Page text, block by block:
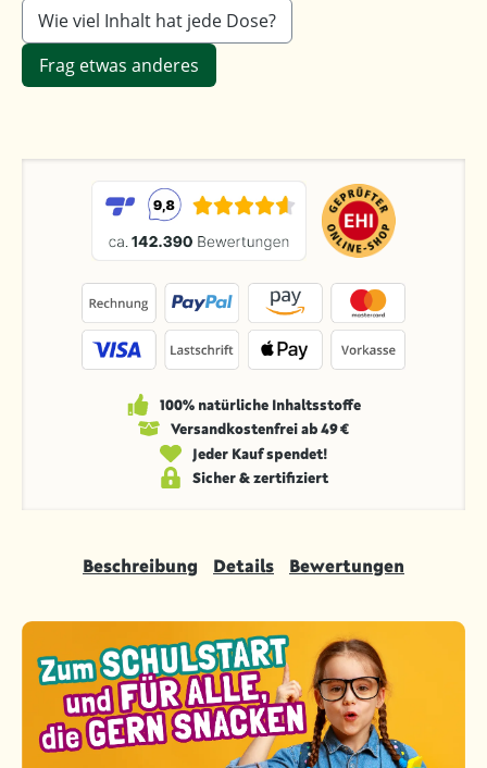
Wie viel Inhalt hat jede Dose?
Frag etwas anderes
100% natürliche Inhaltsstoffe
Versandkosten­frei ab 49 €
Jeder Kauf spendet!
Sicher & zertifiziert
Beschreibung Details Bewertungen